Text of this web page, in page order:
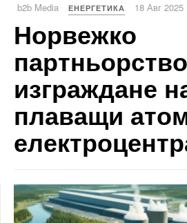
b2b Media ЕНЕРГЕТИКА 18 Авг 2025
Норвежко
изграждане
плаващи